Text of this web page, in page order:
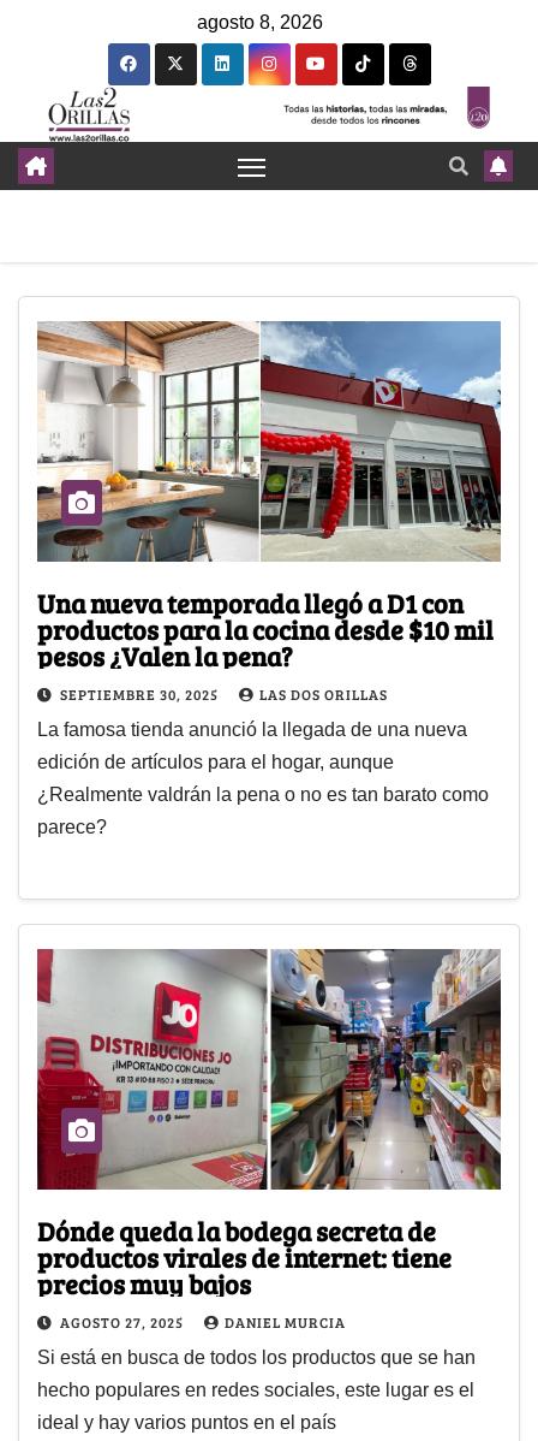
agosto 8, 2026
Una nueva temporada llegó a D1 con
productos para la cocina desde $10 mil
pesos ¿Valen la pena?
SEPTIEMBRE 30, 2025 LAS DOS ORILLAS
La famosa tienda anunció la llegada de una nueva
edición de artículos para el hogar, aunque
¿Realmente valdrán la pena o no es tan barato como
parece?
Dónde queda la bodega secreta de
productos virales de internet: tiene
precios muy bajos
AGOSTO 27, 2025 DANIEL MURCIA
Si está en busca de todos los productos que se han
hecho populares en redes sociales, este lugar es el
ideal y hay varios puntos en el país